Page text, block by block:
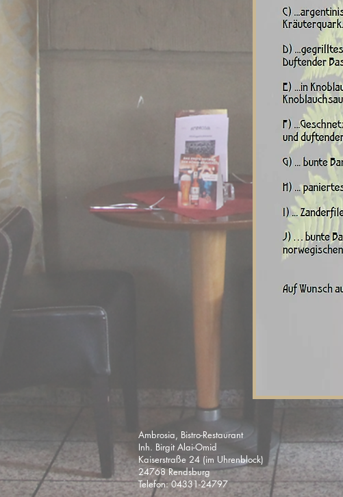
Ambrosia, Bistro-Restaurant
Inh. Birgit Alai-Omid
Kaiserstraße 24 (im Uhrenblock)
24768 Rendsburg
Telefon: 04331-24797